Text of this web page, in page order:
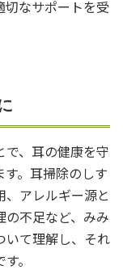
切なサポートを受
、耳の健康を守
。耳掃除のしす
アレルギー源と
不足など、みみ
いて理解し、それ
。